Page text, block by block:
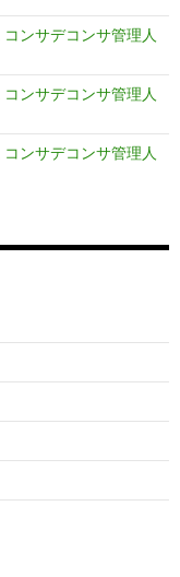
コンサデコンサ管理人
コンサデコンサ管理人
コンサデコンサ管理人